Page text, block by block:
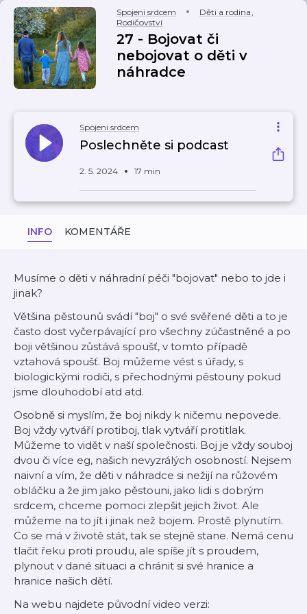
Spojeni srdcem Děti a rodina,
Rodičovství
27 - Bojovat či
nebojovat o děti v
náhradce
Spojeni srdcem
Poslechněte si podcast
2. 5. 2024 17 min
INFO KOMENTÁŘE
Musíme o děti v náhradní péči "bojovat" nebo to jde i
jinak?
Většina pěstounů svádí "boj" o své svěřené děti a to je
často dost vyčerpávající pro všechny zúčastněné a po
boji většinou zůstává spoušť, v tomto případě
vztahová spoušť. Boj můžeme vést s úřady, s
biologickými rodiči, s přechodnými pěstouny pokud
jsme dlouhodobí atd atd.
Osobně si myslím, že boj nikdy k ničemu nepovede.
Boj vždy vytváří protiboj, tlak vytváří protitlak.
Můžeme to vidět v naší společnosti. Boj je vždy souboj
dvou či více eg, našich nevyzrálých osobností. Nejsem
naivní a vím, že děti v náhradce si nežijí na růžovém
obláčku a že jim jako pěstouni, jako lidi s dobrým
srdcem, chceme pomoci zlepšit jejich život. Ale
můžeme na to jít i jinak než bojem. Prostě plynutím.
Co se má v životě stát, tak se stejně stane. Nemá cenu
tlačit řeku proti proudu, ale spíše jít s proudem,
plynout v dané situaci a chránit si své hranice a
hranice našich dětí.
Na webu najdete původní video verzi: